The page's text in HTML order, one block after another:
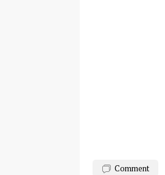
Comment